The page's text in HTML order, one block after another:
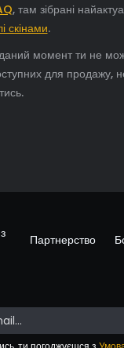
, там зібрані
скінами.
даний момент ти не
для продажу,
Партнерство